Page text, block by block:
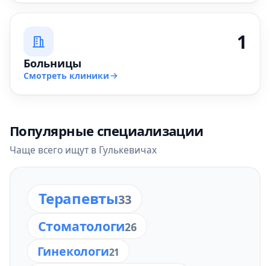
1
Больницы
Смотреть клиники
Популярные специализации
Чаще всего ищут в Гулькевичах
Терапевты33
Стоматологи26
Гинекологи21